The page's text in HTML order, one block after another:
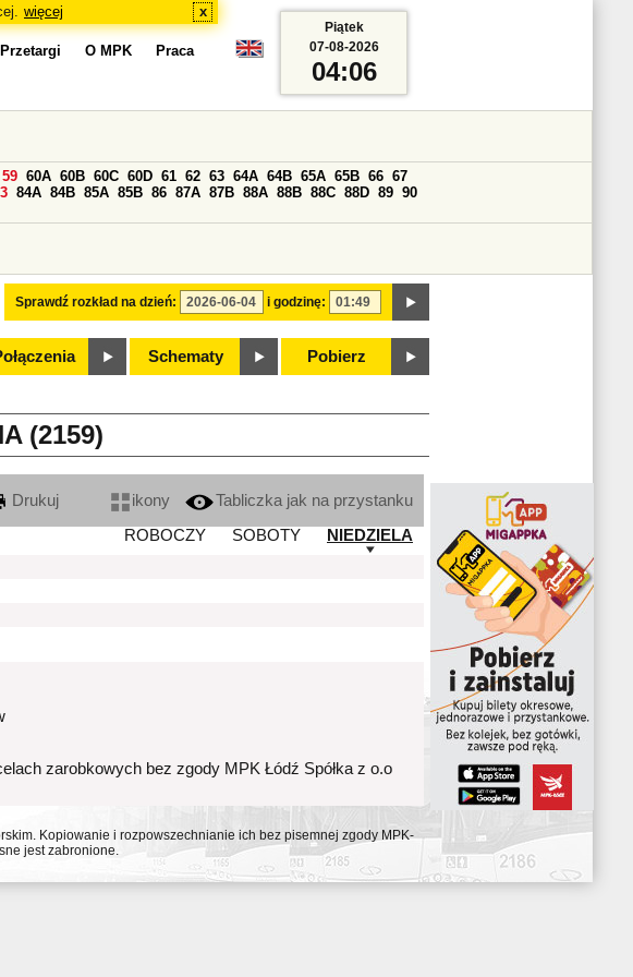
więcej x
Przetargi O MPK Praca
Sprawdź rozkład na dzień: i godzinę:
59 60A 60B 60C 60D 61 62 63 64A 64B 65A 65B 66 67
84A 84B 85A 85B 86 87A 87B 88A 88B 88C 88D 89 90
Schematy Pobierz
Piątek
07-08-2026
04:06
(2159)
Drukuj ikony
Tabliczka jak na przystanku
ROBOCZY
SOBOTY
NIEDZIELA
zarobkowych bez zgody MPK Łódź Spółka z o.o
Kopiowanie i rozpowszechnianie ich bez pisemnej zgody MPK-
jest zabronione.